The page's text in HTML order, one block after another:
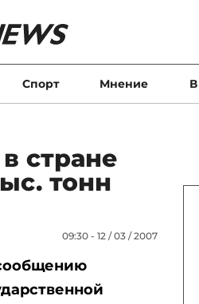
Спорт Мнение
стране
тонн
09:30 - 12 / 03 / 2007